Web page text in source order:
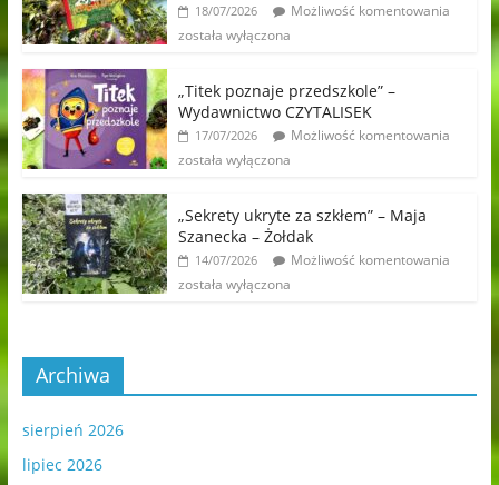
18/07/2026
Możliwość komentowania
została wyłączona
„Titek poznaje przedszkole” –
Wydawnictwo CZYTALISEK
17/07/2026
Możliwość komentowania
została wyłączona
„Sekrety ukryte za szkłem” – Maja
Szanecka – Żołdak
14/07/2026
Możliwość komentowania
została wyłączona
Archiwa
sierpień 2026
lipiec 2026